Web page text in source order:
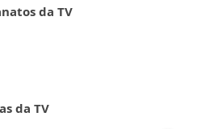
da TV
da TV